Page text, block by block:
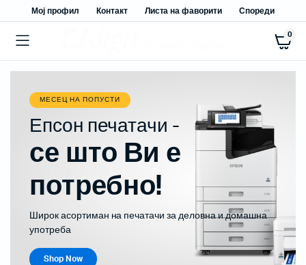
Мој профил Контакт Листа на фаворити Спореди
0
МЕСЕЦ НА ПОПУСТИ
Епсон печатачи -
се што Ви е
потребно!
Широк асортиман на печатачи за деловна и домашна
употреба
Shop Now